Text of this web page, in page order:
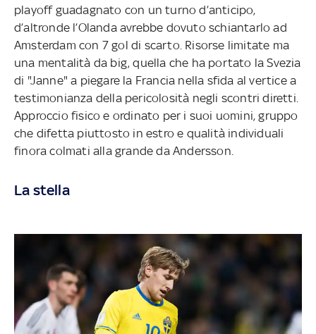
playoff guadagnato con un turno d’anticipo,
d’altronde l’Olanda avrebbe dovuto schiantarlo ad
Amsterdam con 7 gol di scarto. Risorse limitate ma
una mentalità da big, quella che ha portato la Svezia
di "Janne" a piegare la Francia nella sfida al vertice a
testimonianza della pericolosità negli scontri diretti.
Approccio fisico e ordinato per i suoi uomini, gruppo
che difetta piuttosto in estro e qualità individuali
finora colmati alla grande da Andersson.
La stella